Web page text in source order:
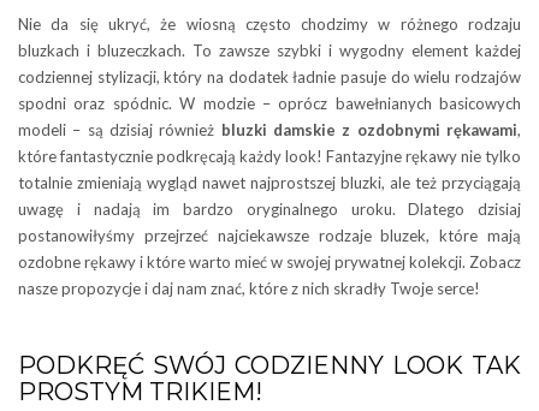
Nie da się ukryć, że wiosną często chodzimy w różnego rodzaju
bluzkach i bluzeczkach. To zawsze szybki i wygodny element każdej
codziennej stylizacji, który na dodatek ładnie pasuje do wielu rodzajów
spodni oraz spódnic. W modzie – oprócz bawełnianych basicowych
modeli – są dzisiaj również bluzki damskie z ozdobnymi rękawami,
które fantastycznie podkręcają każdy look! Fantazyjne rękawy nie tylko
totalnie zmieniają wygląd nawet najprostszej bluzki, ale też przyciągają
uwagę i nadają im bardzo oryginalnego uroku. Dlatego dzisiaj
postanowiłyśmy przejrzeć najciekawsze rodzaje bluzek, które mają
ozdobne rękawy i które warto mieć w swojej prywatnej kolekcji. Zobacz
nasze propozycje i daj nam znać, które z nich skradły Twoje serce!
PODKRĘĆ SWÓJ CODZIENNY LOOK TAK
PROSTYM TRIKIEM!